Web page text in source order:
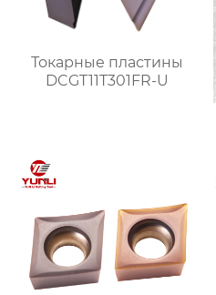
Токарные пластины
DCGT11T301FR-U